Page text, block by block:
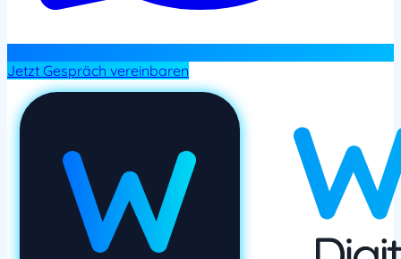
Jetzt Gespräch vereinbaren